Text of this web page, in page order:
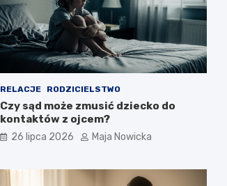
RELACJE RODZICIELSTWO
Czy sąd może zmusić dziecko do
kontaktów z ojcem?
26 lipca 2026 Maja Nowicka